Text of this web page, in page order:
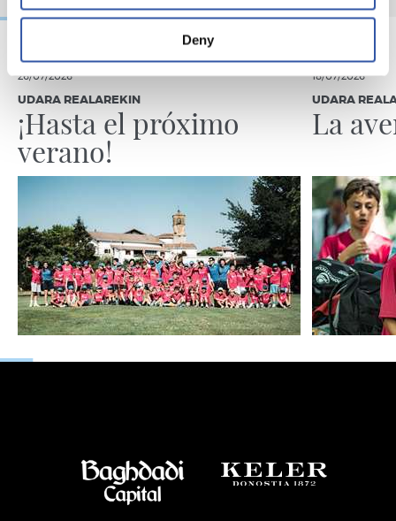
Deny
26/07/2026
UDARA REALAREKIN
¡Hasta el próximo
verano!
18/07/2026
UDARA
La